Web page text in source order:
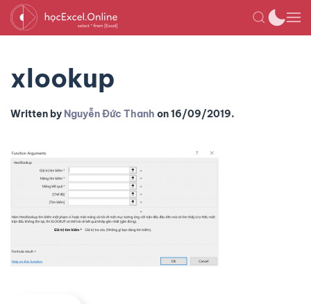
xlookup
Written by Nguyễn Đức Thanh on16/09/2019.